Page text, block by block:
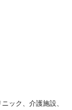
ック、介護施設、